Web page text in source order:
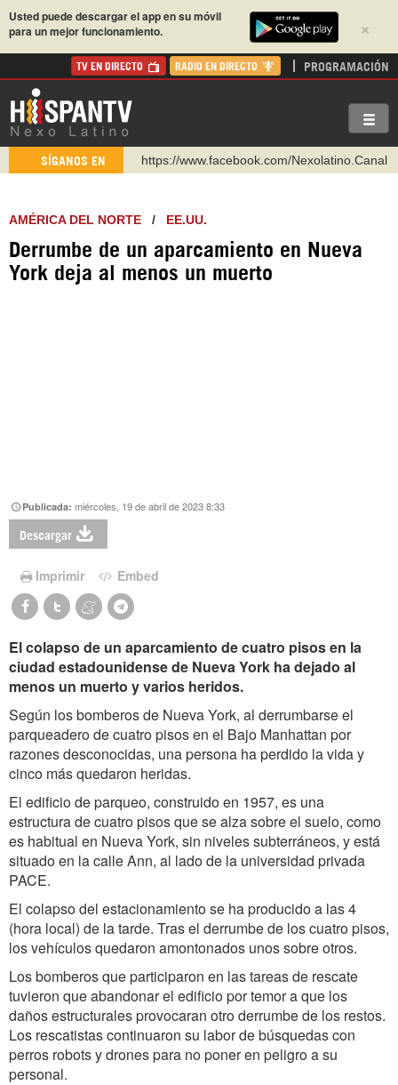
×
Usted puede descargar el app en su móvil
para un mejor funcionamiento.
TV EN DIRECTO RADIO EN DIRECTO PROGRAMACIÓN
SÍGANOS EN
https://www.facebook.com/Nexolatino.Canal
http://twitter.com/nexo_latino
https://t.me/hispantvcanal
https://urmedium.com/c/hispantv
AMÉRICA DEL NORTE / EE.UU.
Derrumbe de un aparcamiento en Nueva
York deja al menos un muerto
Publicada:miércoles, 19 de abril de 2023 8:33
Descargar
Imprimir Embed
El colapso de un aparcamiento de cuatro pisos en la
ciudad estadounidense de Nueva York ha dejado al
menos un muerto y varios heridos.
Según los bomberos de Nueva York, al derrumbarse el
parqueadero de cuatro pisos en el Bajo Manhattan por
razones desconocidas, una persona ha perdido la vida y
cinco más quedaron heridas.
El edificio de parqueo, construido en 1957, es una
estructura de cuatro pisos que se alza sobre el suelo, como
es habitual en Nueva York, sin niveles subterráneos, y está
situado en la calle Ann, al lado de la universidad privada
PACE.
El colapso del estacionamiento se ha producido a las 4
(hora local) de la tarde. Tras el derrumbe de los cuatro pisos,
los vehículos quedaron amontonados unos sobre otros.
Los bomberos que participaron en las tareas de rescate
tuvieron que abandonar el edificio por temor a que los
daños estructurales provocaran otro derrumbe de los restos.
Los rescatistas continuaron su labor de búsquedas con
perros robots y drones para no poner en peligro a su
personal.